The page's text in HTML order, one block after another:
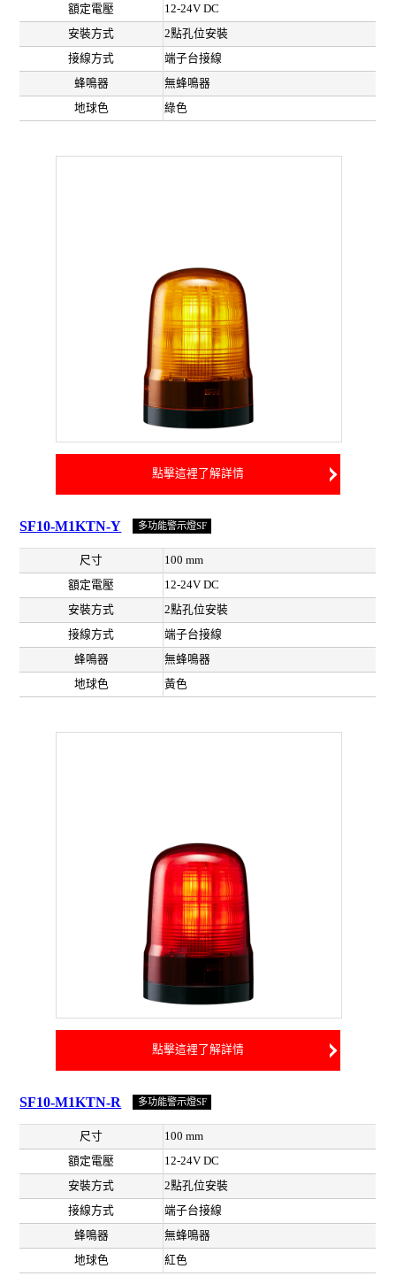
額定電壓
12-24V DC
安裝方式
2點孔位安裝
接線方式
端子台接線
蜂鳴器
無蜂鳴器
地球色
綠色
點擊這裡了解詳情
SF10-M1KTN-Y 多功能警示燈SF
尺寸
100 mm
額定電壓
12-24V DC
安裝方式
2點孔位安裝
接線方式
端子台接線
蜂鳴器
無蜂鳴器
地球色
黃色
點擊這裡了解詳情
SF10-M1KTN-R 多功能警示燈SF
尺寸
100 mm
額定電壓
12-24V DC
安裝方式
2點孔位安裝
接線方式
端子台接線
蜂鳴器
無蜂鳴器
地球色
紅色